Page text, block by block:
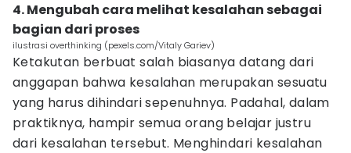
4. Mengubah cara melihat kesalahan sebagai
bagian dari proses
ilustrasi overthinking (pexels.com/Vitaly Gariev)
Ketakutan berbuat salah biasanya datang dari
anggapan bahwa kesalahan merupakan sesuatu
yang harus dihindari sepenuhnya. Padahal, dalam
praktiknya, hampir semua orang belajar justru
dari kesalahan tersebut. Menghindari kesalahan